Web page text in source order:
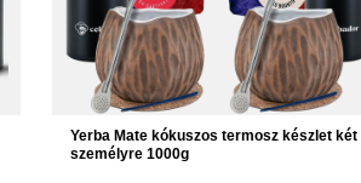
Yerba Mate kókuszos termosz készlet két
személyre 1000g